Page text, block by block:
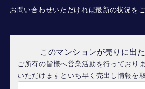
お問い合わせいただければ最新の状況を
このマンションが売りに出
ご所有の皆様へ営業活動を行っており
いただけますといち早く売出し情報を